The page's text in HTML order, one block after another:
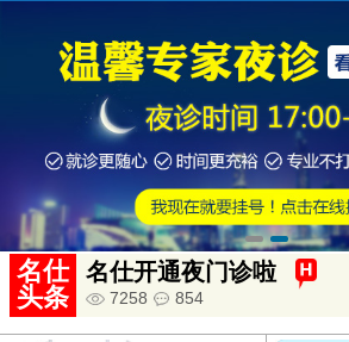
名仕
头条
中国健康万里行走进佛山
5634 685
名仕开通夜门诊啦
7258 854